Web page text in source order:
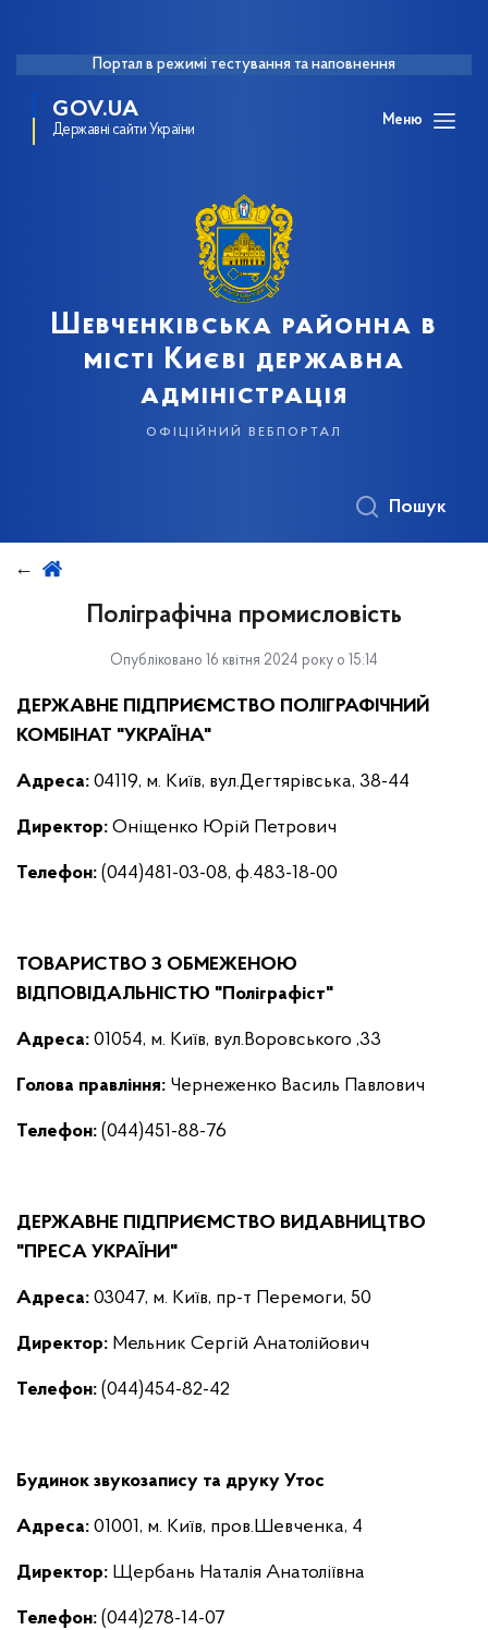
Портал в режимі тестування та наповнення
GOV.UA
Державні сайти України
Меню
Шевченківська районна в
місті Києві державна
адміністрація
офіційний вебпортал
Пошук
Поліграфічна промисловість
Опубліковано 16 квітня 2024 року о 15:14
ДЕРЖАВНЕ ПІДПРИЄМСТВО ПОЛІГРАФІЧНИЙ
КОМБІНАТ "УКРАЇНА"
Адреса: 04119, м. Київ, вул.Дегтярівська, 38-44
Директор: Оніщенко Юрій Петрович
Телефон: (044)481-03-08, ф.483-18-00
ТОВАРИСТВО З ОБМЕЖЕНОЮ
ВІДПОВІДАЛЬНІСТЮ "Поліграфіст"
Адреса: 01054, м. Київ, вул.Воровського ,33
Голова правління: Чернеженко Василь Павлович
Телефон: (044)451-88-76
ДЕРЖАВНЕ ПІДПРИЄМСТВО ВИДАВНИЦТВО
"ПРЕСА УКРАЇНИ"
Адреса: 03047, м. Київ, пр-т Перемоги, 50
Директор: Мельник Сергій Анатолійович
Телефон: (044)454-82-42
Будинок звукозапису та друку Утос
Адреса: 01001, м. Київ, пров.Шевченка, 4
Директор: Щербань Наталія Анатоліївна
Телефон: (044)278-14-07